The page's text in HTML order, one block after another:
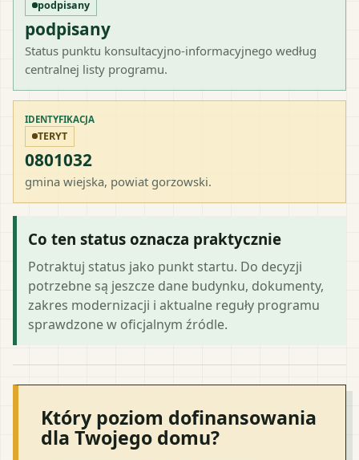
podpisany
podpisany
Status punktu konsultacyjno-informacyjnego według
centralnej listy programu.
IDENTYFIKACJA
TERYT
0801032
gmina wiejska, powiat gorzowski.
Co ten status oznacza praktycznie
Potraktuj status jako punkt startu. Do decyzji
potrzebne są jeszcze dane budynku, dokumenty,
zakres modernizacji i aktualne reguły programu
sprawdzone w oficjalnym źródle.
Który poziom dofinansowania
dla Twojego domu?